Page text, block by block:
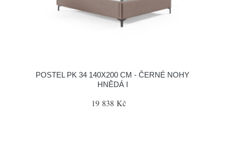
POSTEL PK 34 140X200 CM - ČERNÉ NOHY
HNĚDÁ I
19 838 Kč